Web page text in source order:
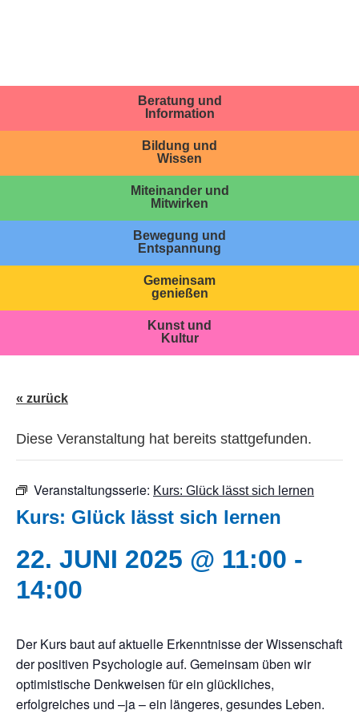
Beratung und
Information
Bildung und
Wissen
Miteinander und
Mitwirken
Bewegung und
Entspannung
Gemeinsam
genießen
Kunst und
Kultur
« zurück
Diese Veranstaltung hat bereits stattgefunden.
Veranstaltungsserie: Kurs: Glück lässt sich lernen
Kurs: Glück lässt sich lernen
22. JUNI 2025 @ 11:00 -
14:00
Der Kurs baut auf aktuelle Erkenntnisse der Wissenschaft
der positiven Psychologie auf. Gemeinsam üben wir
optimistische Denkweisen für ein glückliches,
erfolgreiches und –ja – ein längeres, gesundes Leben.